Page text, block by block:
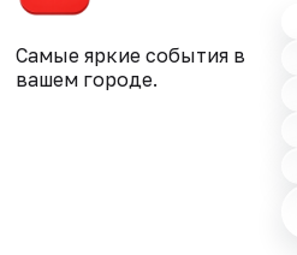
Самые яркие события в
вашем городе.